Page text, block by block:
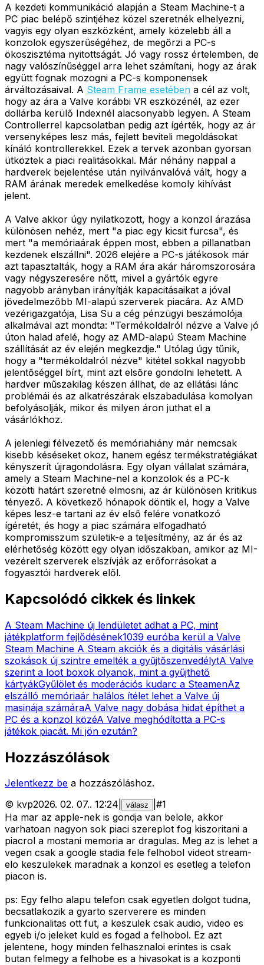
A kezdeti kommunikáció alapján a Steam Machine-t a
PC piac belépő szintjéhez közel szeretnék elhelyezni,
vagyis egy olyan eszközként, amely közelebb áll a
konzolok egyszerűségéhez, de megőrzi a PC-s
ökoszisztéma nyitottságát. Jó vagy rossz értelemben, de
nagy valószínűséggel arra lehet számítani, hogy az árak
együtt fognak mozogni a PC-s komponensek
árváltozásaival. A Steam Frame esetében a cél az volt,
hogy az ára a Valve korábbi VR eszközénél, az ezer
dollárba kerülő Indexnél alacsonyabb legyen. A Steam
Controllerrel kapcsolatban pedig azt ígérték, hogy az ár
versenyképes lesz más, fejlett beviteli megoldásokat
kínáló kontrollerekkel. Ezek a tervek azonban gyorsan
ütköztek a piaci realitásokkal. Már néhány nappal a
hardverek bejelentése után nyilvánvalóvá vált, hogy a
RAM árának meredek emelkedése komoly kihívást
jelent.
A Valve akkor úgy nyilatkozott, hogy a konzol árazása
különösen nehéz, mert "a piac egy kicsit furcsa", és
mert "a memóriaárak éppen most, ebben a pillanatban
kezdenek elszállni". 2026 elejére a PC-s játékosok már
azt tapasztalták, hogy a RAM ára akár háromszorosára
vagy négyszeresére nőtt, mivel a gyártók egyre
nagyobb arányban irányítják kapacitásaikat a jóval
jövedelmezőbb MI-alapú szerverek piacára. Az AMD
vezérigazgatója, Lisa Su a cég pénzügyi beszámolója
alkalmával azt mondta: "Termékoldalról nézve a Valve jó
úton halad afelé, hogy az AMD-alapú Steam Machine
szállítását az év elején megkezdje." Utólag úgy tűnik,
hogy a "termékoldalról nézve" kitétel sokkal nagyobb
jelentőséggel bírt, mint azt elsőre gondolni lehetett. A
hardver műszakilag készen állhat, de az ellátási lánc
problémái és az alkatrészárak elszabadulása komolyan
befolyásolják, mikor és milyen áron juthat el a
vásárlókhoz.
A jelenlegi félvezető és memóriahiány már nemcsak
kisebb késéseket okoz, hanem egész termékstratégiákat
kényszerít újragondolásra. Egy olyan vállalat számára,
amely a Steam Machine-nel a konzolok és a PC-k
közötti határt szeretné elmosni, az ár különösen kritikus
tényező. A következő hónapok döntik el, hogy a Valve
képes lesz-e tartani az év első felére vonatkozó
ígéretét, és hogy a piac számára elfogadható
kompromisszum születik-e a teljesítmény, az ár és az
elérhetőség között egy olyan időszakban, amikor az MI-
vezérelt szerverek elszívják az erőforrásokat a
fogyasztói hardverek elől.
Kapcsolódó cikkek és linkek
A Steam Machine új lendületet adhat a PC, mint
játékplatform fejlődésének1039 euróba kerül a Valve
Steam Machine A Steam akciók és a digitális vásárlási
szokások új szintre emelték a gyűjtőszenvedélytA Valve
szerint a loot boxok olyanok, mint a gyűjthető
kártyákGyűlölet és moderációs kudarc a SteamenAz
elszálló memóriaár halálos ítélet lehet a Valve új
masinája számáraA Valve nagy dobása hidat építhet a
PC és a konzol közéA Valve meghódította a PC-s
játékok piacát. Mi jön ezután?
Hozzászólások
Jelentkezz be a hozzászóláshoz.
© kvp2026. 02. 07.. 12:24 válasz #1
Ha mar az apple-nek is gondja van belole, akkor
varhatoan nagyon sok piaci szereplot fog kiszoritani a
piacrol a mostani memoria ar dragulas. Meg az is lehet a
vegen csak a google stadia fele felhobol videot stream-
elo keszulekek maradnak a konzol es esetleg a telefon
piacon is.
ps: Egy felho alapu telefon csak egyetlen dolgot tudna,
becsatlakozik a gyarto szerverere es minden
funkcionalitas ott fut, a keszulek csak audio, video es
egyeb i/o jeleket kuld es fogad a felhobol. Ez azt
jelentene, hogy minden felhasznaloi erintes is csak
butan felmegy a felhobe es a hivasokat is a kozponti